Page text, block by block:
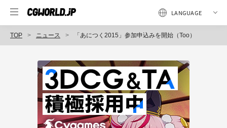
TOP ニュース 「あにつく2015」参加申込みを開始（Too）